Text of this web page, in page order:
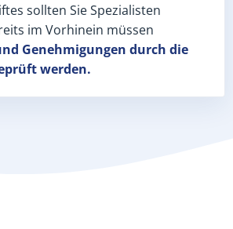
sollten Sie Spezialisten
im Vorhinein müssen
Genehmigungen durch die
werden.